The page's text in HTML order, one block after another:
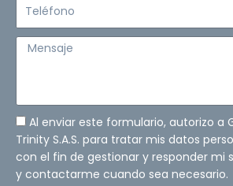
Mensaje
Al enviar este formulario, autorizo a
Trinity S.A.S. para tratar mis datos
con el fin de gestionar y responder mi
y contactarme cuando sea necesario.